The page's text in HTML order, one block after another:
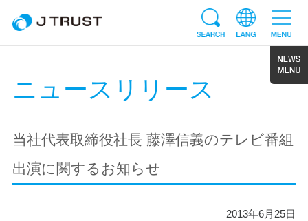
ニュースリリース
当社代表取締役社長 藤澤信義のテレビ番組
出演に関するお知らせ
2013年6月25日